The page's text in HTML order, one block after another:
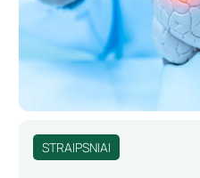
STRAIPSNIAI